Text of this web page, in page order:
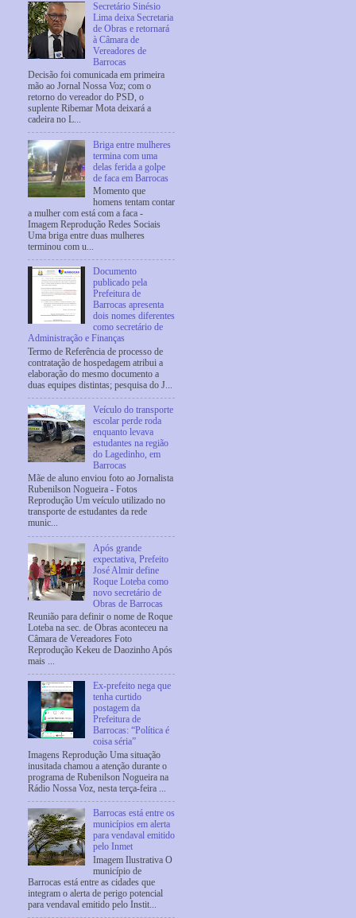
Secretário Sinésio
Lima deixa Secretaria
de Obras e retornará
à Câmara de
Vereadores de
Barrocas
Decisão foi comunicada em primeira
mão ao Jornal Nossa Voz; com o
retorno do vereador do PSD, o
suplente Ribemar Mota deixará a
cadeira no L...
Briga entre mulheres
termina com uma
delas ferida a golpe
de faca em Barrocas
Momento que
homens tentam contar
a mulher com está com a faca -
Imagem Reprodução Redes Sociais
Uma briga entre duas mulheres
terminou com u...
Documento
publicado pela
Prefeitura de
Barrocas apresenta
dois nomes diferentes
como secretário de
Administração e Finanças
Termo de Referência de processo de
contratação de hospedagem atribui a
elaboração do mesmo documento a
duas equipes distintas; pesquisa do J...
Veículo do transporte
escolar perde roda
enquanto levava
estudantes na região
do Lagedinho, em
Barrocas
Mãe de aluno enviou foto ao Jornalista
Rubenilson Nogueira - Fotos
Reprodução Um veículo utilizado no
transporte de estudantes da rede
munic...
Após grande
expectativa, Prefeito
José Almir define
Roque Loteba como
novo secretário de
Obras de Barrocas
Reunião para definir o nome de Roque
Loteba na sec. de Obras aconteceu na
Câmara de Vereadores Foto
Reprodução Kekeu de Daozinho Após
mais ...
Ex-prefeito nega que
tenha curtido
postagem da
Prefeitura de
Barrocas: “Política é
coisa séria”
Imagens Reprodução Uma situação
inusitada chamou a atenção durante o
programa de Rubenilson Nogueira na
Rádio Nossa Voz, nesta terça-feira ...
Barrocas está entre os
municípios em alerta
para vendaval emitido
pelo Inmet
Imagem Ilustrativa O
município de
Barrocas está entre as cidades que
integram o alerta de perigo potencial
para vendaval emitido pelo Instit...